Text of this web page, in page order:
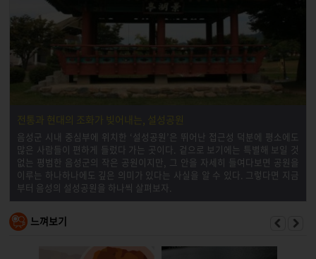
전통과 현대의 조화가 빚어내는, 설성공원
음성군 시내 중심부에 위치한 ‘설성공원’은 뛰어난 접근성 덕분에 평소에도
많은 사람들이 편하게 들렀다 가는 곳이다. 겉으로 보기에는 특별해 보일 것
없는 평범한 음성군의 작은 공원이지만, 그 안을 자세히 들여다보면 공원을
이루는 하나하나에도 깊은 의미가 있다는 사실을 알 수 있다. 그렇다면 지금
부터 음성의 설성공원을 하나씩 살펴보자.
느껴보기